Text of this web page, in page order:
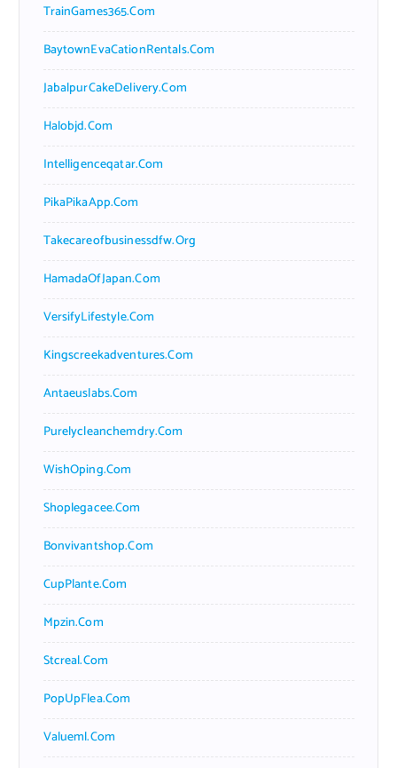
TrainGames365.com
BaytownEvaCationRentals.com
JabalpurCakeDelivery.com
Halobjd.com
Intelligenceqatar.com
PikaPikaApp.com
Takecareofbusinessdfw.org
HamadaOfJapan.com
VersifyLifestyle.com
Kingscreekadventures.com
Antaeuslabs.com
Purelycleanchemdry.com
WishOping.com
Shoplegacee.com
Bonvivantshop.com
CupPlante.com
Mpzin.com
Stcreal.com
PopUpFlea.com
Valueml.com